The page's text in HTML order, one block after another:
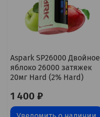
Aspark SP26000 Двойное
яблоко 26000 затяжек
20мг Hard (2% Hard)
1 400 ₽